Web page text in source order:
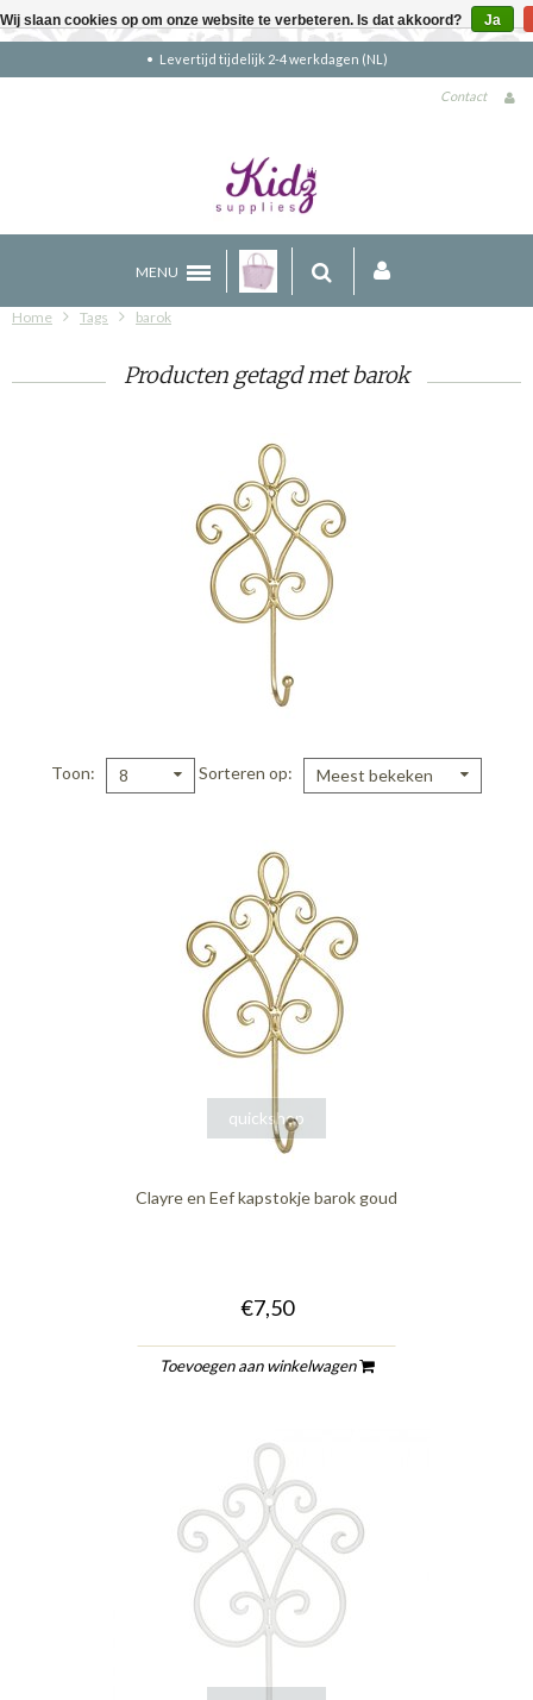
Gratis verzending boven
Contact
MENU
Home Tags barok
Producten getagd met barok
Toon 8 Sorteren op Meest bekeken
quickshop
Clayre en Eef kapstokje barok goud
€7,50
Toevoegen aan winkelwagen
Wij slaan cookies op om onze website te verbeteren. Is dat akkoord? Ja